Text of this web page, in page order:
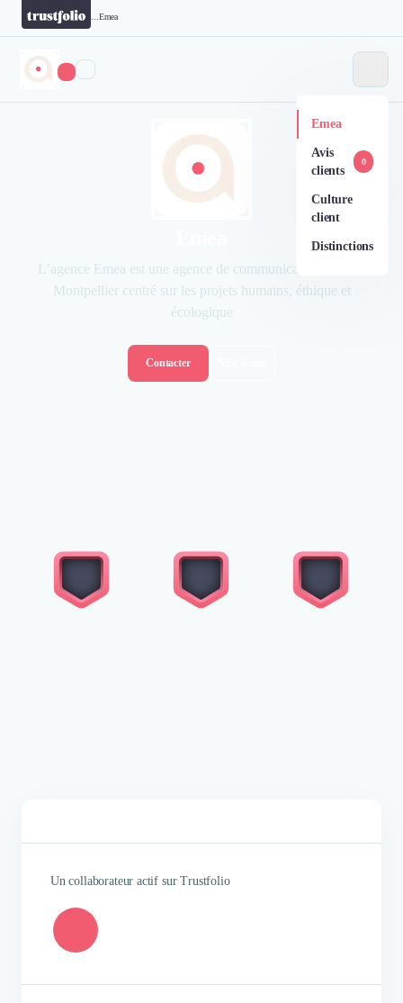
Emea
Emea
Avis
clients
0
Culture
client
Distinctions
L’agence Emea est une agence de communication basée à
Montpellier centré sur les projets humains, éthique et
écologique
Contacter
Un collaborateur actif sur Trustfolio